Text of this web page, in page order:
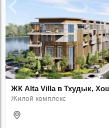
ЖК Alta Villa в Тхудык,
Жилой комплекс